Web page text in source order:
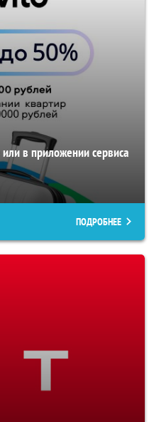
в приложении сервиса
ПОДРОБНЕЕ